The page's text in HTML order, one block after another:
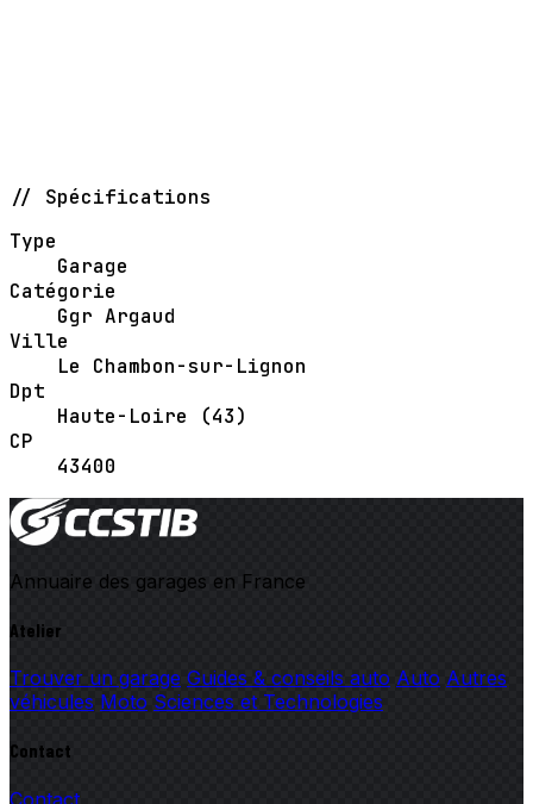
// Spécifications
Type
Garage
Catégorie
Ggr Argaud
Ville
Le Chambon-sur-Lignon
Dpt
Haute-Loire (43)
CP
43400
Annuaire des garages en France
Atelier
Trouver un garage Guides & conseils auto Auto Autres
véhicules Moto Sciences et Technologies
Contact
Contact